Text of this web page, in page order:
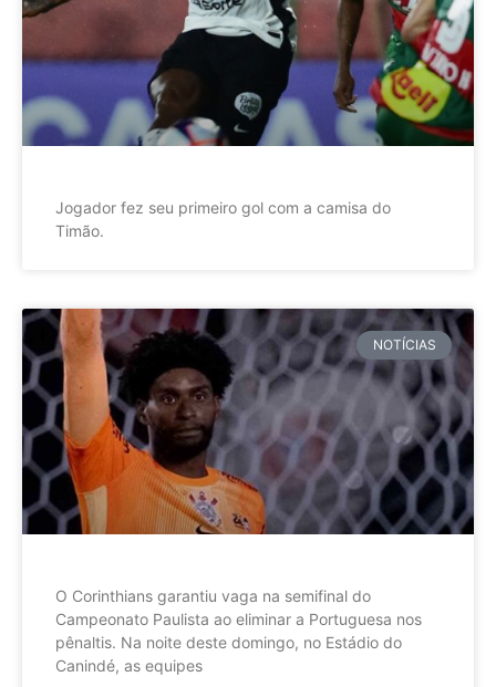
Jogador fez seu primeiro gol com a camisa do
Timão.
NOTÍCIAS
O Corinthians garantiu vaga na semifinal do
Campeonato Paulista ao eliminar a Portuguesa nos
pênaltis. Na noite deste domingo, no Estádio do
Canindé, as equipes